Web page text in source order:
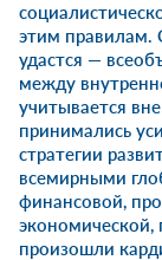
этим правилам.
удастся —
между
учитывается
принимались
стратегии
всемирными
финансовой,
экономической,
произошли